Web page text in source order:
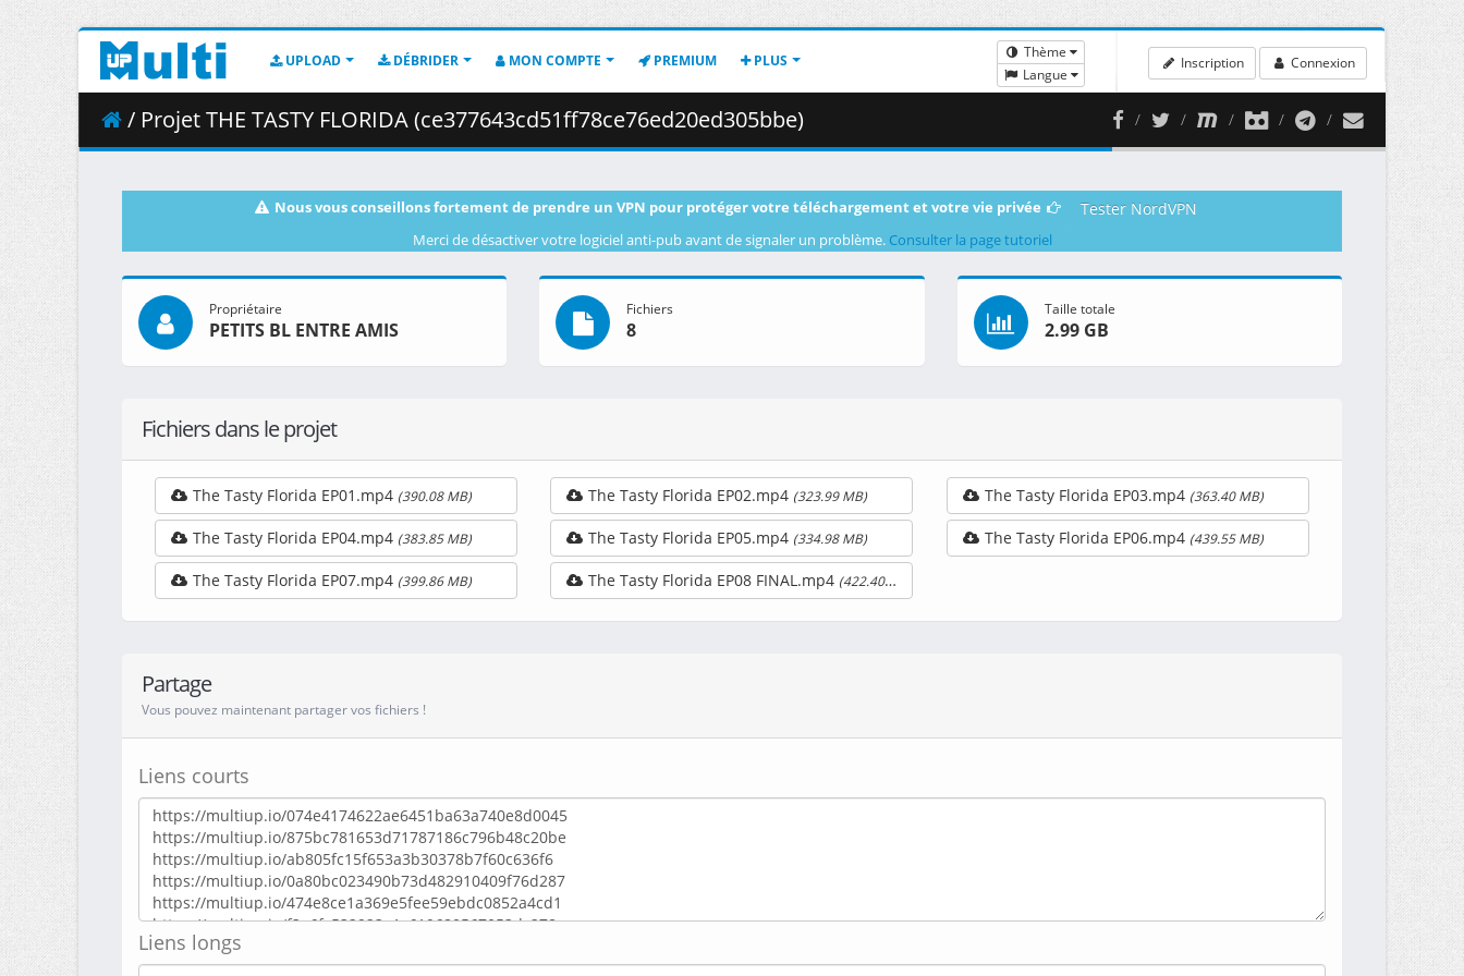
UPLOAD DÉBRIDER MON COMPTE PREMIUM PLUS
Thème
Langue
Inscription Connexion
/ Projet THE TASTY FLORIDA (ce377643cd51ff78ce76ed20ed305bbe)
Nous vous conseillons fortement de prendre un VPN pour protéger votre téléchargement et votre vie privée Tester NordVPN
Merci de désactiver votre logiciel anti-pub avant de signaler un problème. Consulter la page tutoriel
Propriétaire
PETITS BL ENTRE AMIS
Fichiers
8
Taille totale
2.99 GB
Fichiers dans le projet
The Tasty Florida EP01.mp4 (390.08 MB) The Tasty Florida EP02.mp4 (323.99 MB) The Tasty Florida EP03.mp4 (363.40 MB)
The Tasty Florida EP04.mp4 (383.85 MB) The Tasty Florida EP05.mp4 (334.98 MB) The Tasty Florida EP06.mp4 (439.55 MB)
The Tasty Florida EP07.mp4 (399.86 MB) The Tasty Florida EP08 FINAL.mp4 (422.40 MB)
Partage
Vous pouvez maintenant partager vos fichiers !
Liens courts
Liens longs